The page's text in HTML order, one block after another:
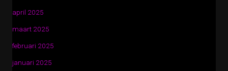
april 2025
maart 2025
februari 2025
januari 2025